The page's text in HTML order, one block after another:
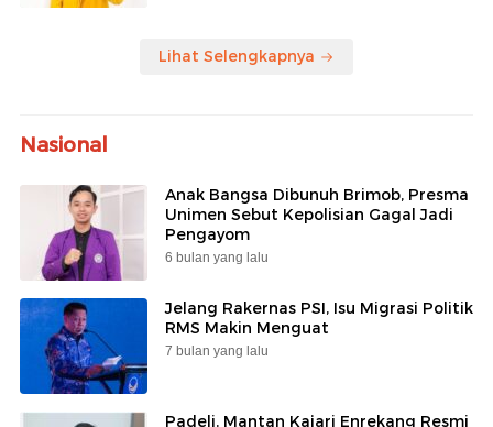
Lihat Selengkapnya
Nasional
Anak Bangsa Dibunuh Brimob, Presma
Unimen Sebut Kepolisian Gagal Jadi
Pengayom
6 bulan yang lalu
Jelang Rakernas PSI, Isu Migrasi Politik
RMS Makin Menguat
7 bulan yang lalu
Padeli, Mantan Kajari Enrekang Resmi